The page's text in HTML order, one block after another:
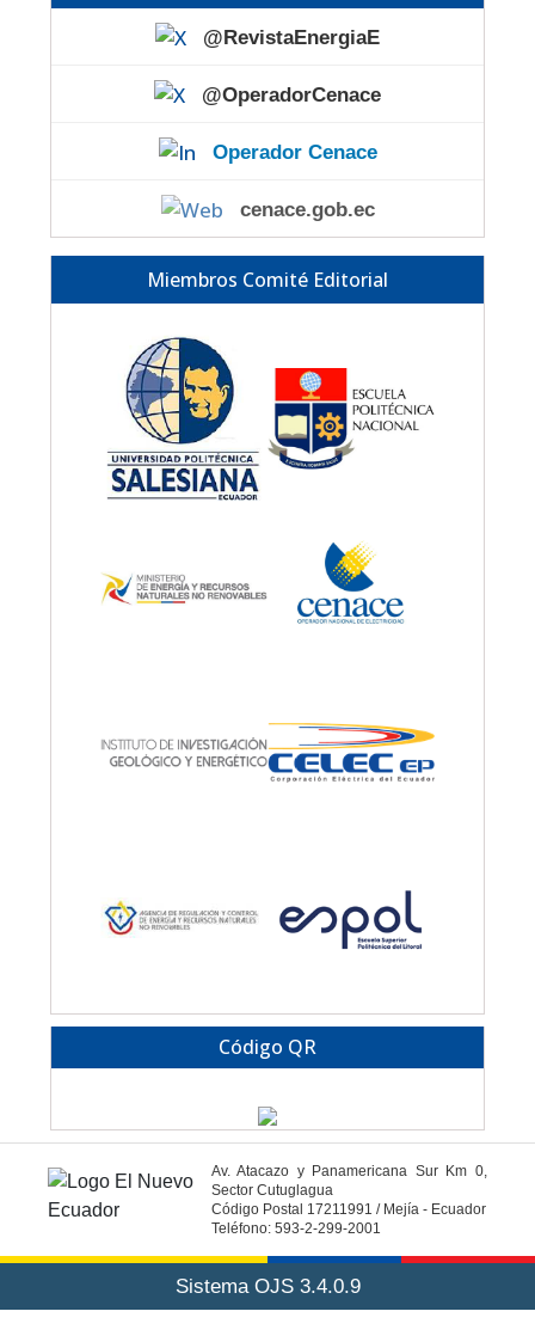
@RevistaEnergiaE
@OperadorCenace
Operador Cenace
cenace.gob.ec
Miembros Comité Editorial
Código QR
Av. Atacazo y Panamericana Sur Km 0,
Sector Cutuglagua
Código Postal 17211991 / Mejía - Ecuador
Teléfono: 593-2-299-2001
Sistema OJS 3.4.0.9